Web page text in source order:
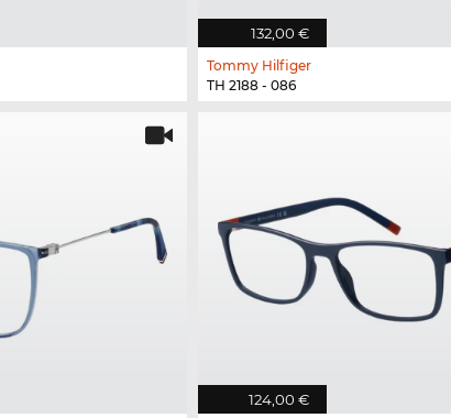
132,00 €
Tommy Hilfiger
TH 2188 - 086
124,00 €